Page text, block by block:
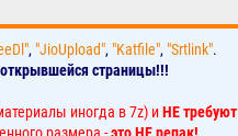
, "JioUpload", "Katfile", "Srtlink".
страницы!!!
иногда в 7z) иНЕ требуют
размера -это НЕ репак!